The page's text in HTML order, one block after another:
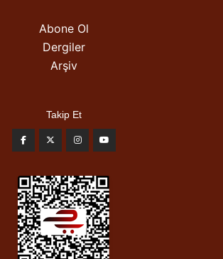
Abone Ol
Dergiler
Arşiv
Takip Et